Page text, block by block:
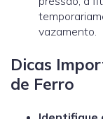
vazamento.
Dicas
de Ferro